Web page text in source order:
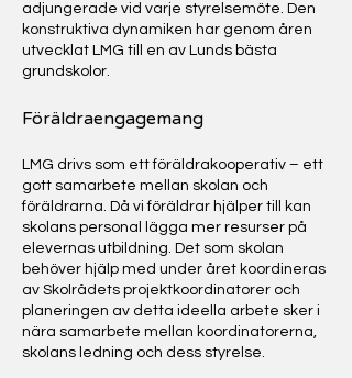
adjungerade vid varje styrelsemöte. Den
konstruktiva dynamiken har genom åren
utvecklat LMG till en av Lunds bästa
grundskolor.
Föräldraengagemang
LMG drivs som ett föräldrakooperativ – ett
gott samarbete mellan skolan och
föräldrarna. Då vi föräldrar hjälper till kan
skolans personal lägga mer resurser på
elevernas utbildning. Det som skolan
behöver hjälp med under året koordineras
av Skolrådets projektkoordinatorer och
planeringen av detta ideella arbete sker i
nära samarbete mellan koordinatorerna,
skolans ledning och dess styrelse.